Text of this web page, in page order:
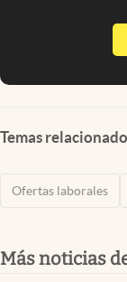
Temas
Ofertas laborales
Más noticias